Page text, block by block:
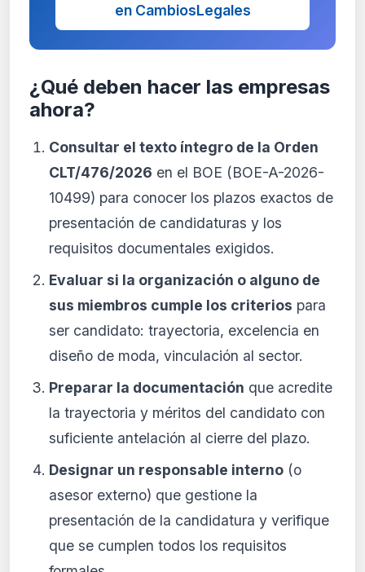
en CambiosLegales
¿Qué deben hacer las empresas
ahora?
Consultar el texto íntegro de la Orden
CLT/476/2026 en el BOE (BOE-A-2026-
10499) para conocer los plazos exactos de
presentación de candidaturas y los
requisitos documentales exigidos.
Evaluar si la organización o alguno de
sus miembros cumple los criterios para
ser candidato: trayectoria, excelencia en
diseño de moda, vinculación al sector.
Preparar la documentación que acredite
la trayectoria y méritos del candidato con
suficiente antelación al cierre del plazo.
Designar un responsable interno (o
asesor externo) que gestione la
presentación de la candidatura y verifique
que se cumplen todos los requisitos